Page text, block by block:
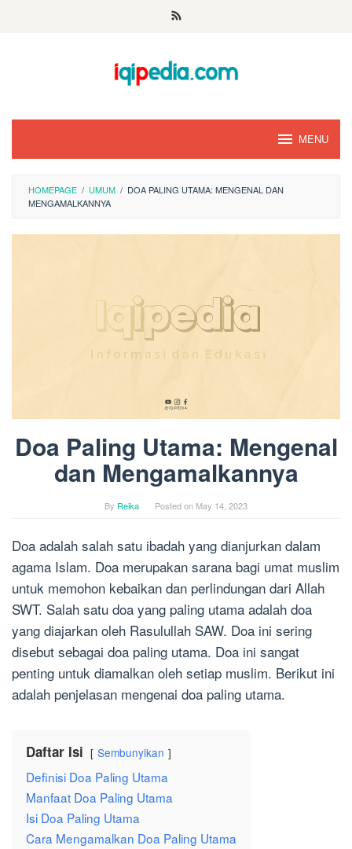
MENU
HOMEPAGE / UMUM / DOA PALING UTAMA: MENGENAL DAN
MENGAMALKANNYA
Doa Paling Utama: Mengenal
dan Mengamalkannya
By Reika Posted on May 14, 2023
Doa adalah salah satu ibadah yang dianjurkan dalam
agama Islam. Doa merupakan sarana bagi umat muslim
untuk memohon kebaikan dan perlindungan dari Allah
SWT. Salah satu doa yang paling utama adalah doa
yang diajarkan oleh Rasulullah SAW. Doa ini sering
disebut sebagai doa paling utama. Doa ini sangat
penting untuk diamalkan oleh setiap muslim. Berikut ini
adalah penjelasan mengenai doa paling utama.
Daftar Isi Sembunyikan
Definisi Doa Paling Utama
Manfaat Doa Paling Utama
Isi Doa Paling Utama
Cara Mengamalkan Doa Paling Utama